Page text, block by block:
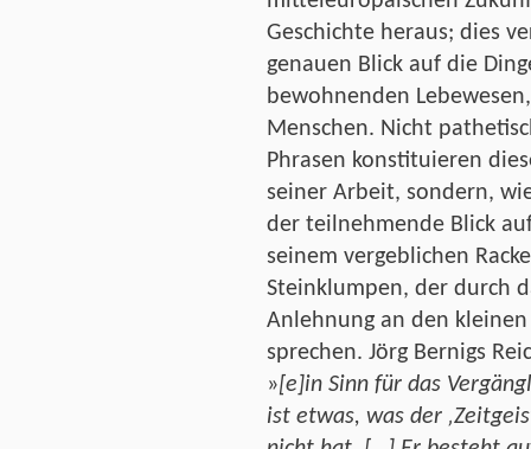
Geschichte heraus; dies
genauen Blick auf die
bewohnenden
Menschen. Nicht
Phrasen konstituieren
seiner Arbeit, sondern,
der teilnehmende Blick
seinem vergeblichen
Steinklumpen, der durch
Anlehnung an den
sprechen. Jörg Bernigs
»[e]in Sinn für das
ist etwas, was der